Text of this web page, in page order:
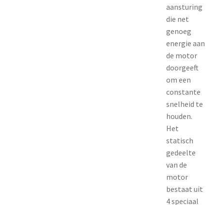
aansturing
die net
genoeg
energie aan
de motor
doorgeeft
om een
constante
snelheid te
houden.
Het
statisch
gedeelte
van de
motor
bestaat uit
4 speciaal